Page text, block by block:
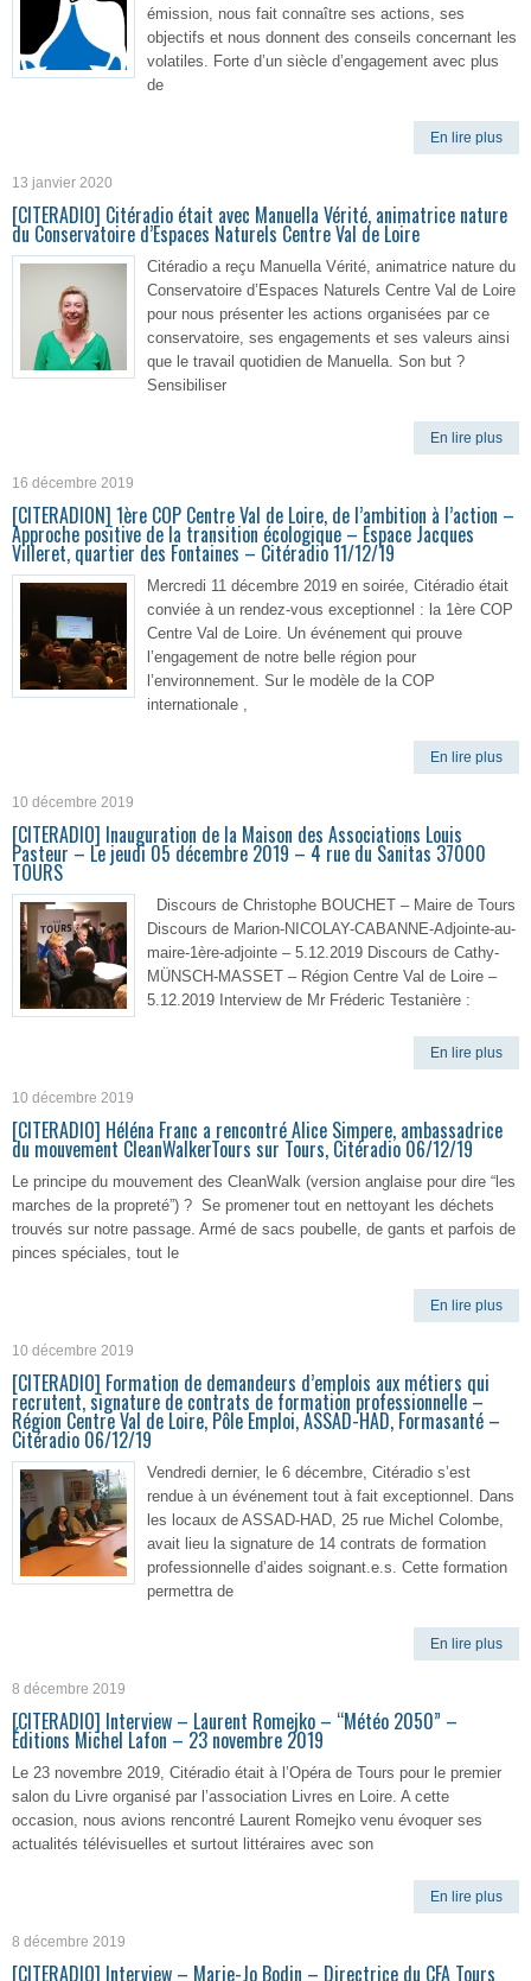
émission, nous fait connaître ses actions, ses
objectifs et nous donnent des conseils concernant les
volatiles. Forte d’un siècle d’engagement avec plus
de
En lire plus
13 janvier 2020
[CITERADIO] Citéradio était avec Manuella Vérité, animatrice nature
du Conservatoire d’Espaces Naturels Centre Val de Loire
Citéradio a reçu Manuella Vérité, animatrice nature du
Conservatoire d’Espaces Naturels Centre Val de Loire
pour nous présenter les actions organisées par ce
conservatoire, ses engagements et ses valeurs ainsi
que le travail quotidien de Manuella. Son but ?
Sensibiliser
En lire plus
16 décembre 2019
[CITERADION] 1ère COP Centre Val de Loire, de l’ambition à l’action –
Approche positive de la transition écologique – Espace Jacques
Villeret, quartier des Fontaines – Citéradio 11/12/19
Mercredi 11 décembre 2019 en soirée, Citéradio était
conviée à un rendez-vous exceptionnel : la 1ère COP
Centre Val de Loire. Un événement qui prouve
l’engagement de notre belle région pour
l’environnement. Sur le modèle de la COP
internationale ,
En lire plus
10 décembre 2019
[CITERADIO] Inauguration de la Maison des Associations Louis
Pasteur – Le jeudi 05 décembre 2019 – 4 rue du Sanitas 37000
TOURS
Discours de Christophe BOUCHET – Maire de Tours
Discours de Marion-NICOLAY-CABANNE-Adjointe-au-
maire-1ère-adjointe – 5.12.2019 Discours de Cathy-
MÜNSCH-MASSET – Région Centre Val de Loire –
5.12.2019 Interview de Mr Fréderic Testanière :
En lire plus
10 décembre 2019
[CITERADIO] Héléna Franc a rencontré Alice Simpere, ambassadrice
du mouvement CleanWalkerTours sur Tours, Citéradio 06/12/19
Le principe du mouvement des CleanWalk (version anglaise pour dire “les
marches de la propreté”) ? Se promener tout en nettoyant les déchets
trouvés sur notre passage. Armé de sacs poubelle, de gants et parfois de
pinces spéciales, tout le
En lire plus
10 décembre 2019
[CITERADIO] Formation de demandeurs d’emplois aux métiers qui
recrutent, signature de contrats de formation professionnelle –
Région Centre Val de Loire, Pôle Emploi, ASSAD-HAD, Formasanté –
Citéradio 06/12/19
Vendredi dernier, le 6 décembre, Citéradio s’est
rendue à un événement tout à fait exceptionnel. Dans
les locaux de ASSAD-HAD, 25 rue Michel Colombe,
avait lieu la signature de 14 contrats de formation
professionnelle d’aides soignant.e.s. Cette formation
permettra de
En lire plus
8 décembre 2019
[CITERADIO] Interview – Laurent Romejko – “Météo 2050” –
Éditions Michel Lafon – 23 novembre 2019
Le 23 novembre 2019, Citéradio était à l’Opéra de Tours pour le premier
salon du Livre organisé par l’association Livres en Loire. A cette
occasion, nous avions rencontré Laurent Romejko venu évoquer ses
actualités télévisuelles et surtout littéraires avec son
En lire plus
8 décembre 2019
[CITERADIO] Interview – Marie-Jo Bodin – Directrice du CFA Tours